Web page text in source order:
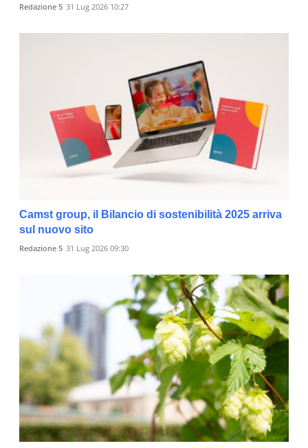
Redazione 5 31 Lug 2026 10:27
Camst group, il Bilancio di sostenibilità 2025 arriva
sul nuovo sito
Redazione 5 31 Lug 2026 09:30